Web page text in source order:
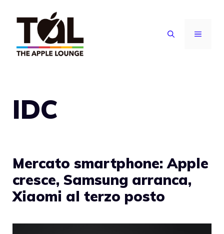
contenuto
MENU
IDC
Mercato smartphone: Apple
cresce, Samsung arranca,
Xiaomi al terzo posto